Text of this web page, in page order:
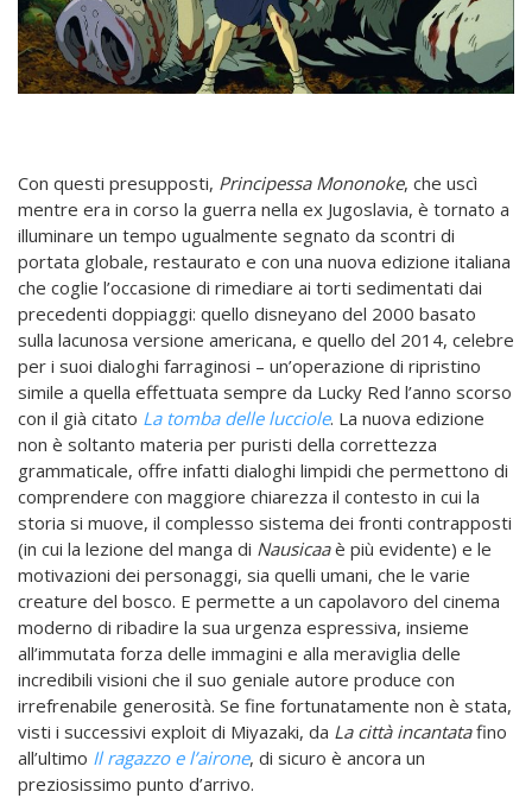
Con questi presupposti, Principessa Mononoke, che uscì
mentre era in corso la guerra nella ex Jugoslavia, è tornato a
illuminare un tempo ugualmente segnato da scontri di
portata globale, restaurato e con una nuova edizione italiana
che coglie l’occasione di rimediare ai torti sedimentati dai
precedenti doppiaggi: quello disneyano del 2000 basato
sulla lacunosa versione americana, e quello del 2014, celebre
per i suoi dialoghi farraginosi – un’operazione di ripristino
simile a quella effettuata sempre da Lucky Red l’anno scorso
con il già citato La tomba delle lucciole. La nuova edizione
non è soltanto materia per puristi della correttezza
grammaticale, offre infatti dialoghi limpidi che permettono di
comprendere con maggiore chiarezza il contesto in cui la
storia si muove, il complesso sistema dei fronti contrapposti
(in cui la lezione del manga di Nausicaaè più evidente) e le
motivazioni dei personaggi, sia quelli umani, che le varie
creature del bosco. E permette a un capolavoro del cinema
moderno di ribadire la sua urgenza espressiva, insieme
all’immutata forza delle immagini e alla meraviglia delle
incredibili visioni che il suo geniale autore produce con
irrefrenabile generosità. Se fine fortunatamente non è stata,
visti i successivi exploit di Miyazaki, da La città incantatafino
all’ultimo Il ragazzo e l’airone, di sicuro è ancora un
preziosissimo punto d’arrivo.